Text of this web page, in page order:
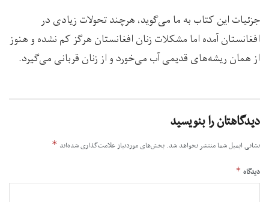
جزئیات این کتاب به ما می‌گوید، هرچند تحولات زیادی در
افغانستان آمده اما مشکلات زنان افغانستان هرگز کم نشده و هنوز
از همان ریشه‌های قدیمی آب می‌خورد و از زنان قربانی می‌گیرد.
دیدگاهتان را بنویسید
نشانی ایمیل شما منتشر نخواهد شد. بخش‌های موردنیاز علامت‌گذاری شده‌اند *
دیدگاه *